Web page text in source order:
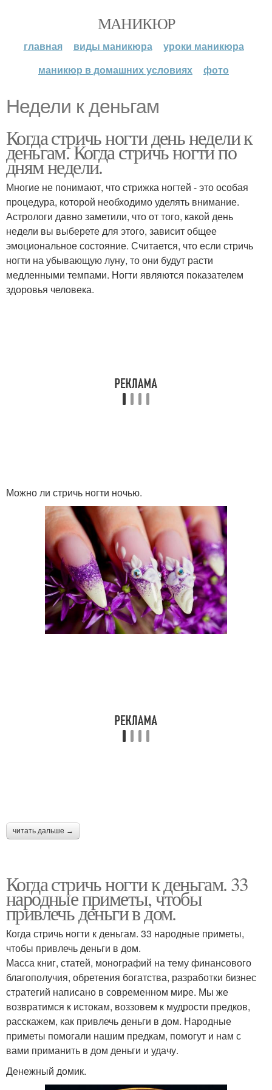
МАНИКЮР
главная виды маникюра
уроки маникюра
маникюр в домашних условиях
фото
Недели к деньгам
Когда стричь ногти день недели к
деньгам. Когда стричь ногти по
дням недели.
Многие не понимают, что стрижка ногтей - это особая
процедура, которой необходимо уделять внимание.
Астрологи давно заметили, что от того, какой день
недели вы выберете для этого, зависит общее
эмоциональное состояние. Считается, что если стричь
ногти на убывающую луну, то они будут расти
медленными темпами. Ногти являются показателем
здоровья человека.
Можно ли стричь ногти ночью.
читать дальше →
Когда стричь ногти к деньгам. 33
народные приметы, чтобы
привлечь деньги в дом.
Когда стричь ногти к деньгам. 33 народные приметы,
чтобы привлечь деньги в дом.
Масса книг, статей, монографий на тему финансового
благополучия, обретения богатства, разработки бизнес
стратегий написано в современном мире. Мы же
возвратимся к истокам, воззовем к мудрости предков,
расскажем, как привлечь деньги в дом. Народные
приметы помогали нашим предкам, помогут и нам с
вами приманить в дом деньги и удачу.
Денежный домик.